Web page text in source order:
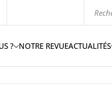
? NOTRE REVUEACTUALITÉS